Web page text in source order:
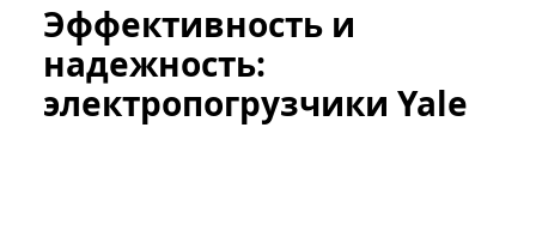
Эффективность и
надежность:
электропогрузчики Yale